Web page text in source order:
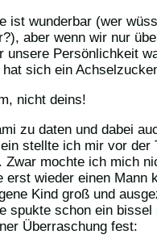
ist wunderbar (wer
aber wenn wir nur
unsere Persönlichkeit
sich ein
nicht deins!
zu daten und dabei
stellte ich mir vor der
Zwar mochte ich mich
erst wieder einen Mann
Kind groß und
spukte schon ein
Überraschung fest: